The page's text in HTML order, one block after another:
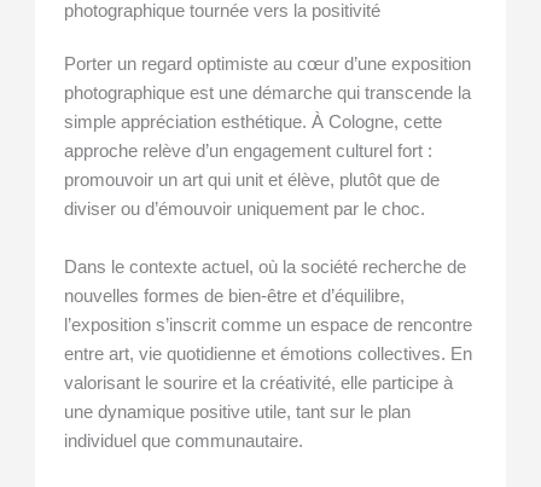
photographique tournée vers la positivité
Porter un regard optimiste au cœur d’une exposition
photographique est une démarche qui transcende la
simple appréciation esthétique. À Cologne, cette
approche relève d’un engagement culturel fort :
promouvoir un art qui unit et élève, plutôt que de
diviser ou d’émouvoir uniquement par le choc.
Dans le contexte actuel, où la société recherche de
nouvelles formes de bien-être et d’équilibre,
l’exposition s’inscrit comme un espace de rencontre
entre art, vie quotidienne et émotions collectives. En
valorisant le sourire et la créativité, elle participe à
une dynamique positive utile, tant sur le plan
individuel que communautaire.